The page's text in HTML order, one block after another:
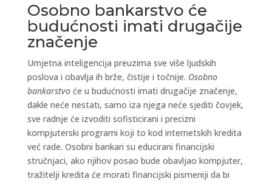
Osobno bankarstvo će
budućnosti imati drugačije
značenje
Umjetna inteligencija preuzima sve više ljudskih
poslova i obavlja ih brže, čistije i točnije. Osobno
bankarstvoće u budućnosti imati drugačije značenje,
dakle neće nestati, samo iza njega neće sjediti čovjek,
sve radnje će izvoditi sofisticirani i precizni
kompjuterski programi koji to kod internetskih kredita
već rade. Osobni bankari su educirani financijski
stručnjaci, ako njihov posao bude obavljao kompjuter,
tražitelji kredita će morati financijski pismeniji da bi